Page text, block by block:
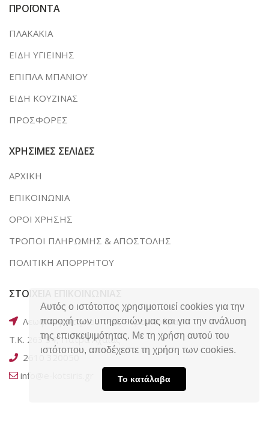
Αυτός ο ιστότοπος χρησιμοποιεί cookies για την
παροχή των υπηρεσιών μας και για την ανάλυση
της επισκεψιμότητας. Με τη χρήση αυτού του
ιστότοπου, αποδέχεστε τη χρήση των cookies.
Το κατάλαβα
ΠΡΟΪΟΝΤΑ
ΠΛΑΚΑΚΙΑ
ΕΙΔΗ ΥΓΙΕΙΝΗΣ
ΕΠΙΠΛΑ ΜΠΑΝΙΟΥ
ΕΙΔΗ ΚΟΥΖΙΝΑΣ
ΠΡΟΣΦΟΡΕΣ
ΧΡΗΣΙΜΕΣ ΣΕΛΙΔΕΣ
ΑΡΧΙΚΗ
ΕΠΙΚΟΙΝΩΝΙΑ
ΟΡΟΙ ΧΡΗΣΗΣ
ΤΡΟΠΟΙ ΠΛΗΡΩΜΗΣ & ΑΠΟΣΤΟΛΗΣ
ΠΟΛΙΤΙΚΗ ΑΠΟΡΡΗΤΟΥ
ΣΤΟΙΧΕΙΑ ΕΠΙΚΟΙΝΩΝΙΑΣ
Λεωφ. Ακρωτηρίου 169, Ταραμπούρα,
Τ.Κ. 263 34, Πάτρα Αχαΐας
2610 320050
info@e-kotsiris.gr